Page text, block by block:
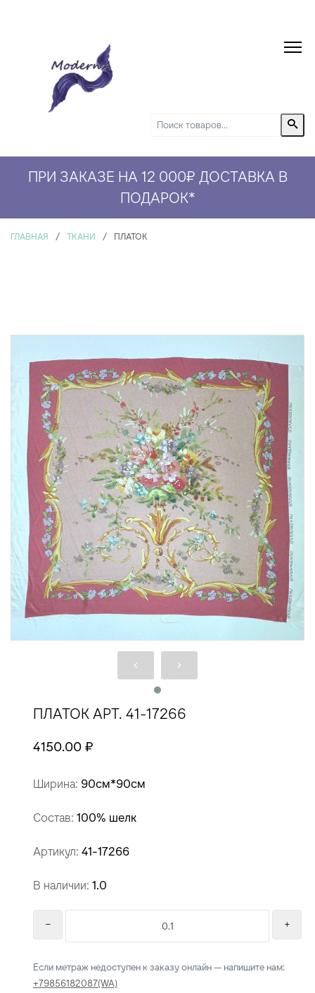
ПРИ ЗАКАЗЕ НА 12 000₽ ДОСТАВКА В
ПОДАРОК*
ГЛАВНАЯ / ТКАНИ / ПЛАТОК
ПЛАТОК АРТ. 41-17266
4150.00 ₽
Ширина: 90см*90см
Состав: 100% шелк
Артикул: 41-17266
В наличии: 1.0
Если метраж недоступен к заказу онлайн — напишите нам:
+79856182087(WA)